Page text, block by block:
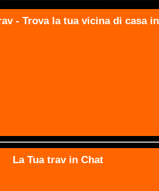
- Trova la tua vicina di casa
La Tua trav in Chat